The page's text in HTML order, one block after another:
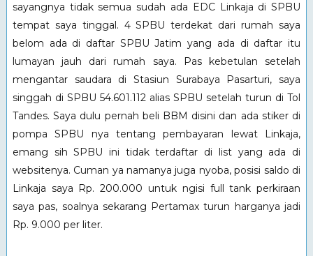
sayangnya tidak semua sudah ada EDC Linkaja di SPBU
tempat saya tinggal. 4 SPBU terdekat dari rumah saya
belom ada di daftar SPBU Jatim yang ada di daftar itu
lumayan jauh dari rumah saya. Pas kebetulan setelah
mengantar saudara di Stasiun Surabaya Pasarturi, saya
singgah di SPBU 54.601.112 alias SPBU setelah turun di Tol
Tandes. Saya dulu pernah beli BBM disini dan ada stiker di
pompa SPBU nya tentang pembayaran lewat Linkaja,
emang sih SPBU ini tidak terdaftar di list yang ada di
websitenya. Cuman ya namanya juga nyoba, posisi saldo di
Linkaja saya Rp. 200.000 untuk ngisi full tank perkiraan
saya pas, soalnya sekarang Pertamax turun harganya jadi
Rp. 9.000 per liter.